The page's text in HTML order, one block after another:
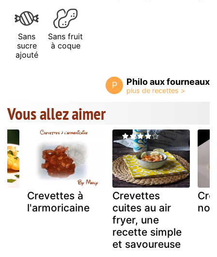
Sans
sucre
ajouté
Sans fruit
à coque
P Philo aux fourneaux
Vous allez aimer
Crevettes à
l'armoricaine
Crevettes
cuites au air
fryer, une
recette simple
et savoureuse